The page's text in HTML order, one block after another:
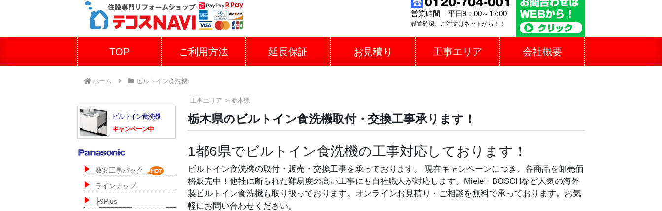
営業時間 平日9：00～17:00
設置確認、ご注文はネットから！！
TOP ご利用方法 延長保証 お見積り 工事エリア 会社概要
ホーム ビルトイン食洗機
ビルトイン食洗機
キャンペーン中
激安工事パック
ラインナップ
├9Plus
工事エリア 栃木県
栃木県のビルトイン食洗機取付・交換工事承ります！
1都6県でビルトイン食洗機の工事対応しております！
ビルトイン食洗機の取付・販売・交換工事を承っております。 現在キャンペーンにつき、各商品を卸売価
格販売中！他社に断られた難易度の高い工事にも自社職人が対応します。Miele・BOSCHなど人気の海外
製ビルトイン食洗機も取り扱っております。オンラインお見積り・ご相談を無料で承っております。お気
軽にお問い合わせください。